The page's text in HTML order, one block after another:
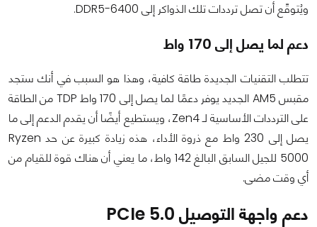
ويُتوقّع أن تصل ترددات تلك الذواكر إلى DDR5-6400.
دعم لما يصل إلى 170 واط
تتطلب التقنيات الجديدة طاقة كافية، وهذا هو السبب في أنك ستجد
مقبس AM5 الجديد يوفر دعمًا لما يصل إلى 170 واط TDP من الطاقة
على الترددات الأساسية لـ Zen4، ويستطيع أيضًا أن يقدم الدعم إلى ما
يصل إلى 230 واط مع ذروة الأداء، هذه زيادة كبيرة عن حد Ryzen
5000 للجيل السابق البالغ 142 واط، ما يعني أن هناك قوة للقيام من
أي وقت مضى.
دعم واجهة التوصيل PCIe 5.0